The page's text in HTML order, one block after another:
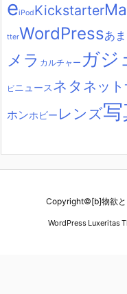
eiPodKickstarter
tterWordPressあ
メラ カルチャー ガジ
ビニュースネタ ネッ
ホンホビー レンズ
Copyright©[b]物欲
WordPress Luxeritas